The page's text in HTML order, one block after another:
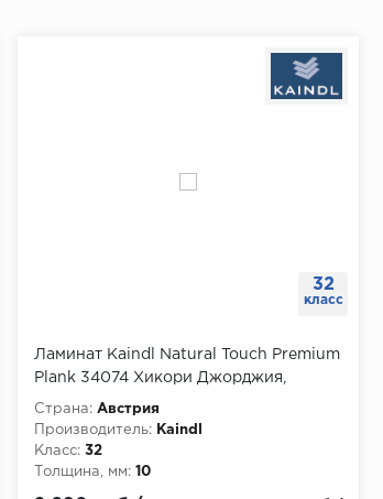
32
класс
Ламинат Kaindl Natural Touch Premium
Plank 34074 Хикори Джорджия,
упаковка 1.76 м
Страна: Австрия
Производитель:
Kaindl
Класс: 32
Толщина, мм: 10